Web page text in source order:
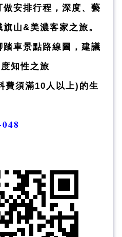
安排行程，深度、藝
山&美濃客家之旅。
車景點路線圖，建議
知性之旅
費須滿10人以上)的生